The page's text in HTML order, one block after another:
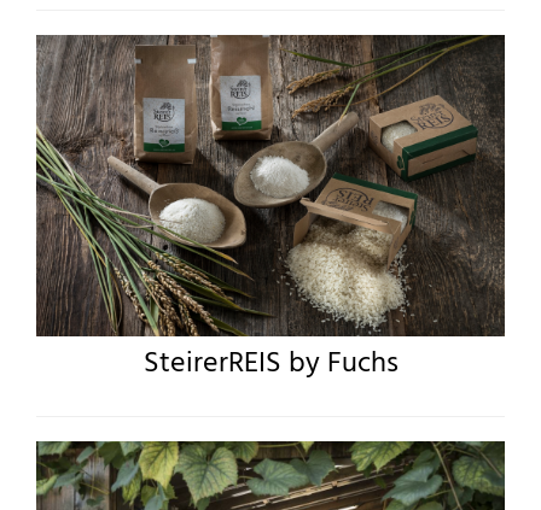
SteirerREIS by Fuchs